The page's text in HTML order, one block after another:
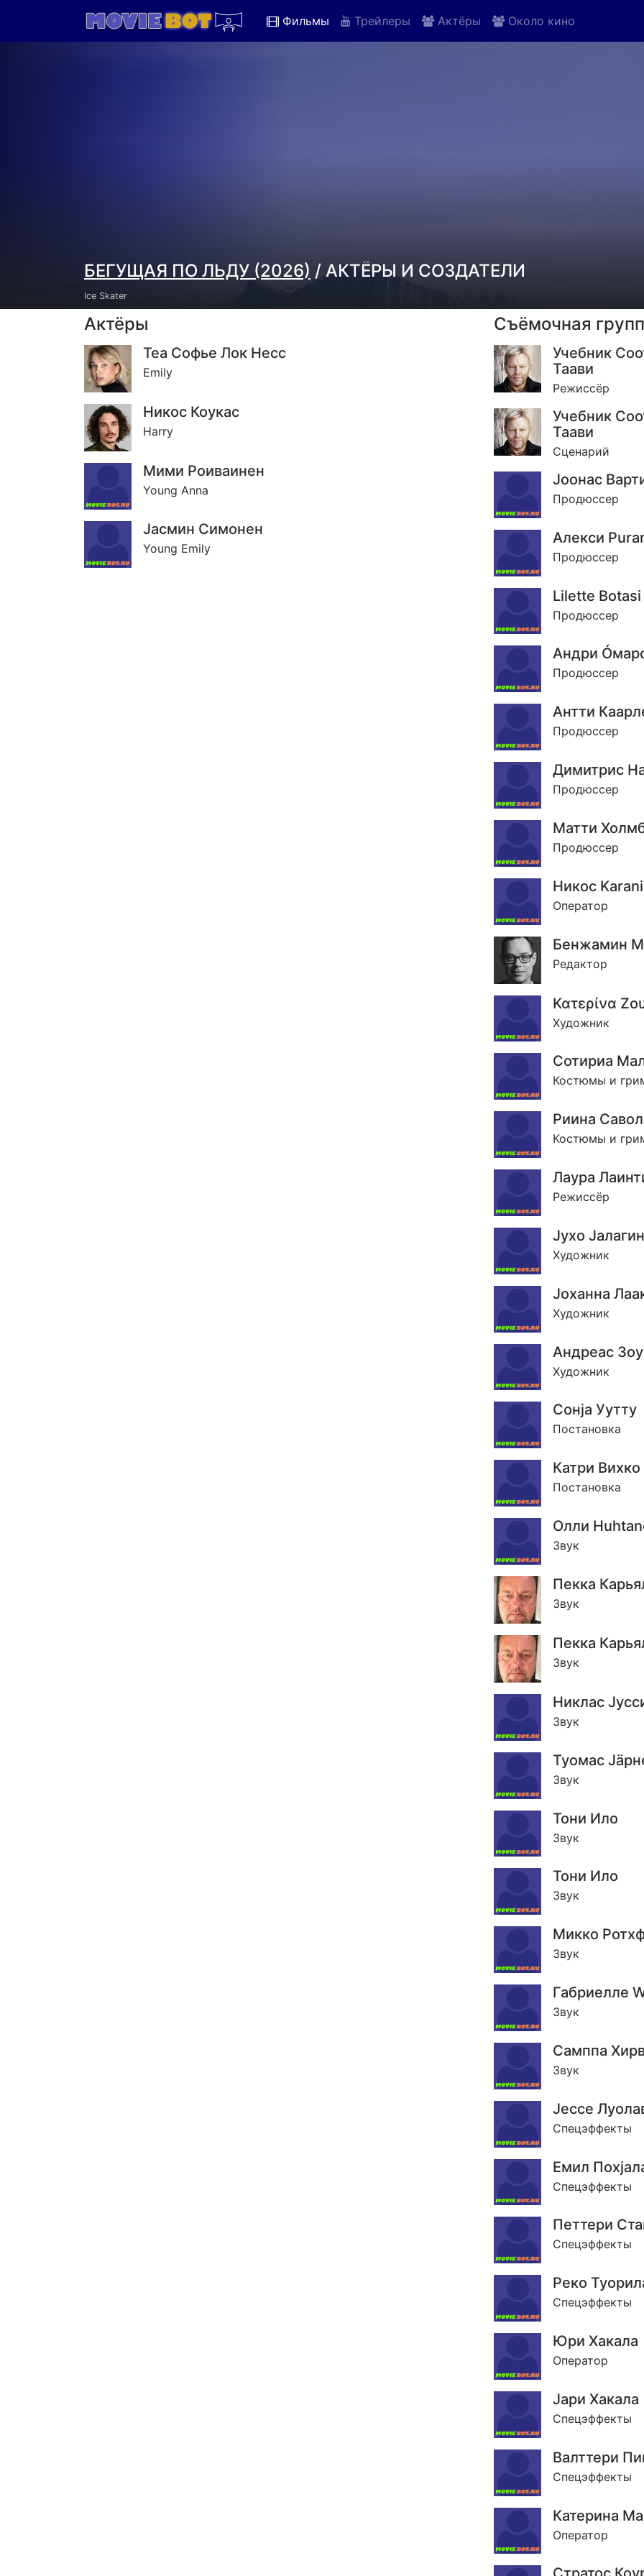
Фильмы Трейлеры Актёры Около кино
БЕГУЩАЯ ПО ЛЬДУ (2026) / АКТЁРЫ И СОЗДАТЕЛИ
Ice Skater
Актёры
Теа Софье Лок Несс
Emily
Никос Коукас
Harry
Мими Роиваинен
Young Anna
Jасмин Симонен
Young Emily
Съёмочная
Учебник
Таави
Режиссёр
Учебник
Таави
Сценарий
Jоонас
Продюссер
Алекси
Продюссер
Lilette Botasi
Продюссер
Андри
Продюссер
Антти
Продюссер
Димитрис
Продюссер
Матти
Продюссер
Никос
Оператор
Бенжамин
Редактор
Κατερίνα
Художник
Сотириа
Костюмы и
Риина
Костюмы и
Лаура
Режиссёр
Jухо Jалагин
Художник
Jоханна
Художник
Андреас
Художник
Сонjа Уутту
Постановка
Катри Вихко
Постановка
Олли
Звук
Пекка
Звук
Пекка
Звук
Никлас
Звук
Туомас
Звук
Тони Ило
Звук
Тони Ило
Звук
Микко
Звук
Габриелле
Звук
Самппа
Звук
Jессе
Спецэффекты
Емил
Спецэффекты
Петтери
Спецэффекты
Реко
Спецэффекты
Юри Хакала
Оператор
Jари Хакала
Спецэффекты
Валттери
Спецэффекты
Катерина
Оператор